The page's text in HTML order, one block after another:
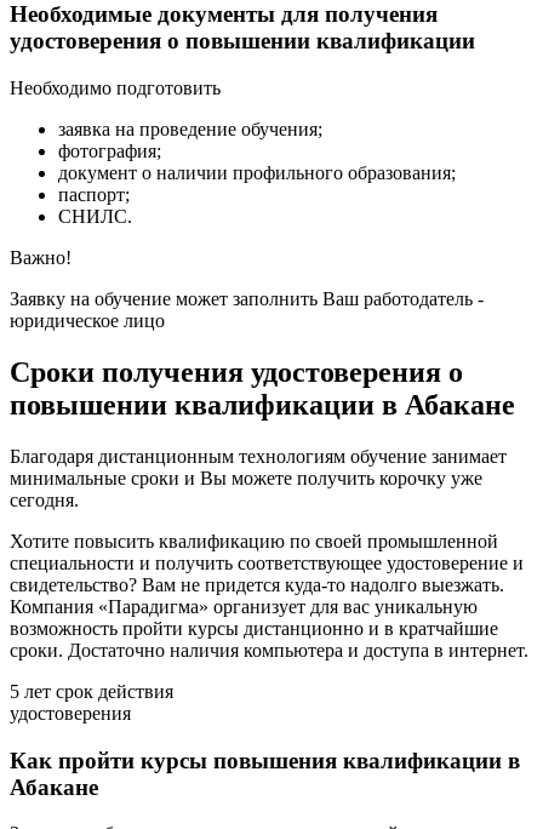
Необходимые документы для получения
удостоверения о повышении квалификации
Необходимо подготовить
заявка на проведение обучения;
фотография;
документ о наличии профильного образования;
паспорт;
СНИЛС.
Важно!
Заявку на обучение может заполнить Ваш работодатель -
юридическое лицо
Сроки получения удостоверения о
повышении квалификации в Абакане
Благодаря дистанционным технологиям обучение занимает
минимальные сроки и Вы можете получить корочку уже
сегодня.
Хотите повысить квалификацию по своей промышленной
специальности и получить соответствующее удостоверение и
свидетельство? Вам не придется куда-то надолго выезжать.
Компания «Парадигма» организует для вас уникальную
возможность пройти курсы дистанционно и в кратчайшие
сроки. Достаточно наличия компьютера и доступа в интернет.
5 лет срок действия
удостоверения
Как пройти курсы повышения квалификации в
Абакане